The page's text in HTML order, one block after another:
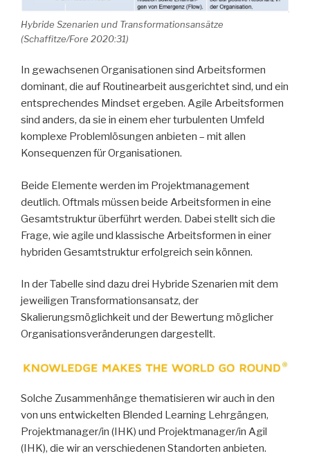
Hybride Szenarien und Transformationsansätze
(Schaffitze/Fore 2020:31)
In gewachsenen Organisationen sind Arbeitsformen
dominant, die auf Routinearbeit ausgerichtet sind, und ein
entsprechendes Mindset ergeben. Agile Arbeitsformen
sind anders, da sie in einem eher turbulenten Umfeld
komplexe Problemlösungen anbieten – mit allen
Konsequenzen für Organisationen.
Beide Elemente werden im Projektmanagement
deutlich. Oftmals müssen beide Arbeitsformen in eine
Gesamtstruktur überführt werden. Dabei stellt sich die
Frage, wie agile und klassische Arbeitsformen in einer
hybriden Gesamtstruktur erfolgreich sein können.
In der Tabelle sind dazu drei Hybride Szenarien mit dem
jeweiligen Transformationsansatz, der
Skalierungsmöglichkeit und der Bewertung möglicher
Organisationsveränderungen dargestellt.
Solche Zusammenhänge thematisieren wir auch in den
von uns entwickelten Blended Learning Lehrgängen,
Projektmanager/in (IHK) und Projektmanager/in Agil
(IHK), die wir an verschiedenen Standorten anbieten.